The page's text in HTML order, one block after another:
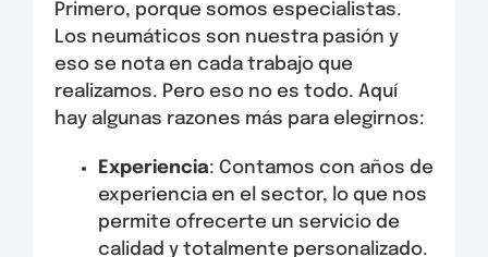
Primero, porque somos especialistas.
Los neumáticos son nuestra pasión y
eso se nota en cada trabajo que
realizamos. Pero eso no es todo. Aquí
hay algunas razones más para elegirnos:
Experiencia: Contamos con años de
experiencia en el sector, lo que nos
permite ofrecerte un servicio de
calidad y totalmente personalizado.